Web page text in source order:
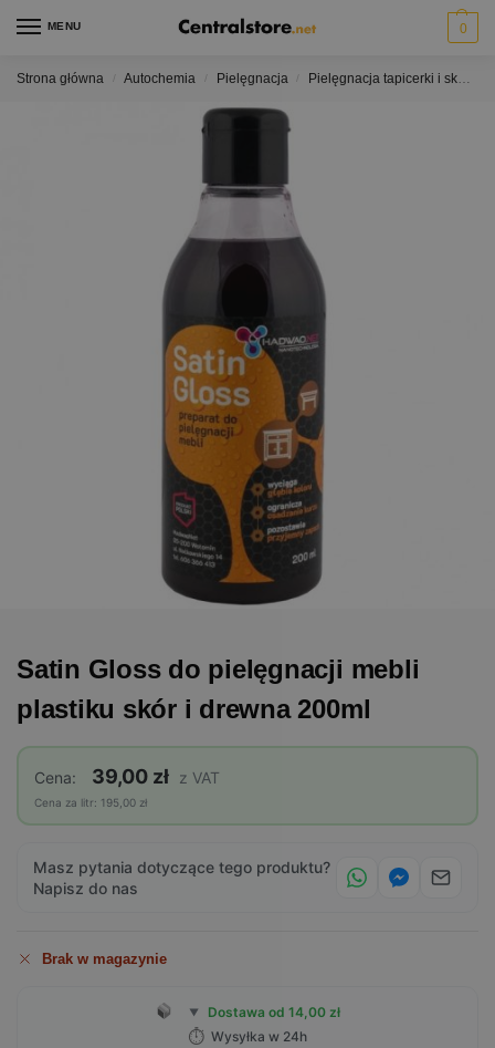
MENU 0
Strona główna Autochemia Pielęgnacja Pielęgnacja tapicerki i skór
Satin Gloss do pielęgnacji mebli
plastiku skór i drewna 200ml
Cena: 39,00 zł z VAT
Cena za litr: 195,00 zł
Masz pytania dotyczące tego produktu?
Napisz do nas
Brak w magazynie
▼ Dostawa od 14,00 zł
⏱ Wysyłka w 24h